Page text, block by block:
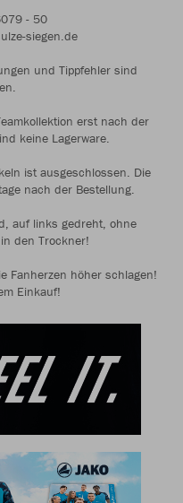
- 50
siegen.de
und Tippfehler sind
erst nach der
keine Lagerware.
ist ausgeschlossen. Die
nach der Bestellung.
auf links gedreht, ohne
den Trockner!
Fanherzen höher schlagen!
Einkauf!